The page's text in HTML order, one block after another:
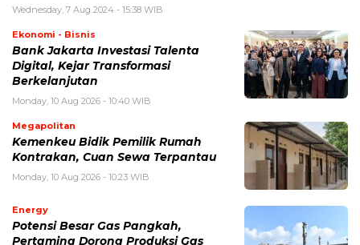
Wednesday, 7 Aug 2024 - 15:38 WIB
Ekonomi - Bisnis
Bank Jakarta Investasi Talenta
Digital, Kejar Transformasi
Berkelanjutan
Monday, 10 Aug 2026 - 10:40 WIB
Megapolitan
Kemenkeu Bidik Pemilik Rumah
Kontrakan, Cuan Sewa Terpantau
Monday, 10 Aug 2026 - 10:23 WIB
Energy
Potensi Besar Gas Pangkah,
Pertamina Dorong Produksi Gas